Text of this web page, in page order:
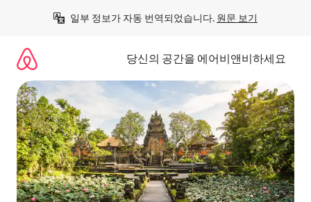
일부 정보가 자동 번역되었습니다. 원문 보기
당신의 공간을 에어비앤비하세요